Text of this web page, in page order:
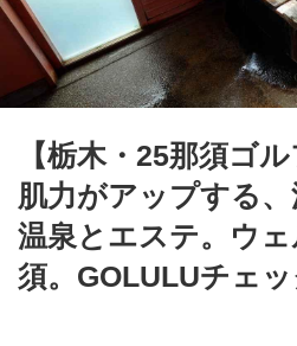
【栃木・25那須ゴ
肌力がアップする
温泉とエステ。ウ
須。GOLULUチェ